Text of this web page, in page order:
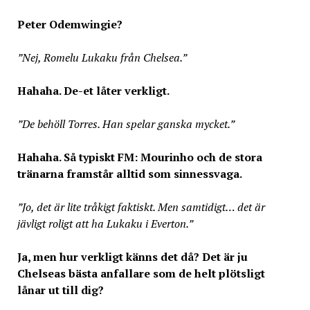
Peter Odemwingie?
”Nej, Romelu Lukaku från Chelsea.”
Hahaha. De-et låter verkligt.
”De behöll Torres. Han spelar ganska mycket.”
Hahaha. Så typiskt FM: Mourinho och de stora
tränarna framstår alltid som sinnessvaga.
”Jo, det är lite tråkigt faktiskt. Men samtidigt… det är
jävligt roligt att ha Lukaku i Everton.”
Ja, men hur verkligt känns det då? Det är ju
Chelseas bästa anfallare som de helt plötsligt
lånar ut till dig?